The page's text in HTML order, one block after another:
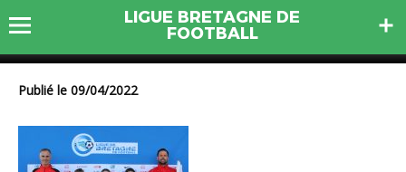
LIGUE BRETAGNE DE
FOOTBALL
U13F VOC
Publié le 09/04/2022